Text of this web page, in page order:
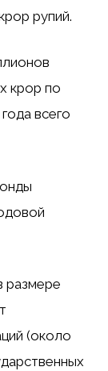
рупий.
крор по
всего
размере
(около